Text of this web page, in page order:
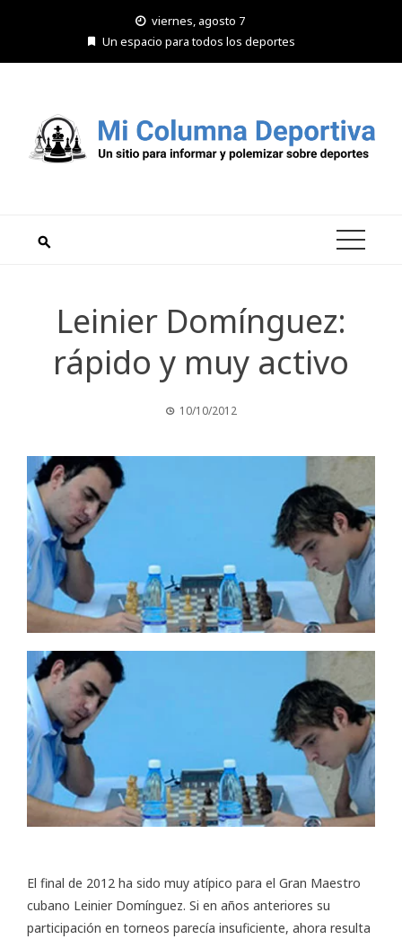
viernes, agosto 7
Un espacio para todos los deportes
Leinier Domínguez:
rápido y muy activo
10/10/2012
El final de 2012 ha sido muy atípico para el Gran Maestro
cubano Leinier Domínguez. Si en años anteriores su
participación en torneos parecía insuficiente, ahora resulta